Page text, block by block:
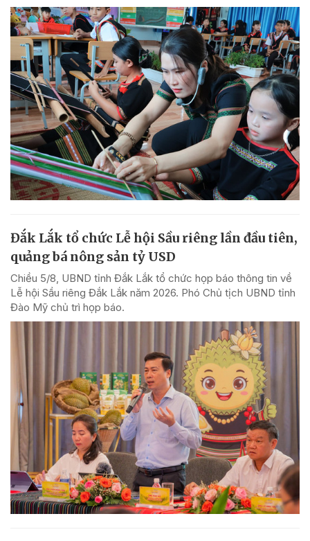
Đắk Lắk tổ chức Lễ hội Sầu riêng lần đầu tiên,
quảng bá nông sản tỷ USD
Chiều 5/8, UBND tỉnh Đắk Lắk tổ chức họp báo thông tin về
Lễ hội Sầu riêng Đắk Lắk năm 2026. Phó Chủ tịch UBND tỉnh
Đào Mỹ chủ trì họp báo.